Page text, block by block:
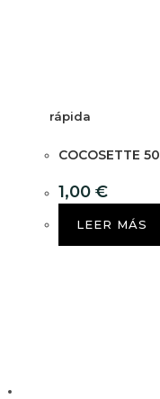
rápida
COCOSETTE
1,00 €
LEER MÁS